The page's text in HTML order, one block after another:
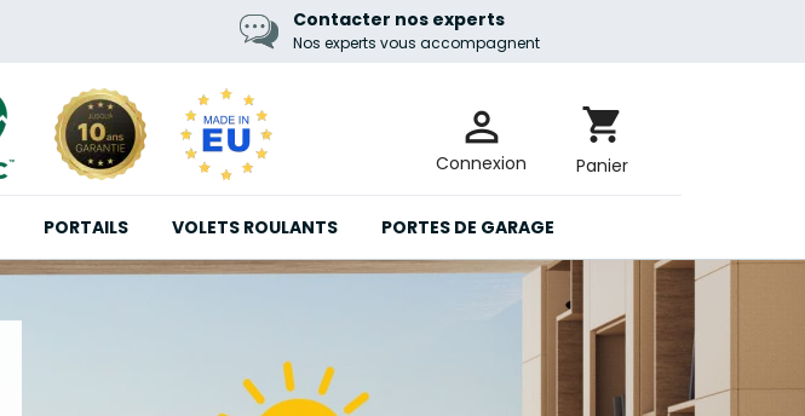
Contacter nos experts
Nos experts vous accompagnent

Connexion
shopping_cart
Panier
PORTAILS VOLETS ROULANTS PORTES DE GARAGE